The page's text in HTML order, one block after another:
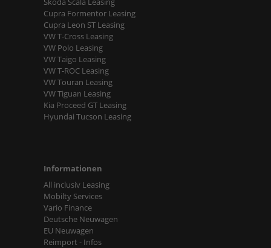
Cupra Formentor Leasing
Cupra Leon ST Leasing
VW T-Cross Leasing
VW Polo Leasing
VW Taigo Leasing
VW T-ROC Leasing
VW Touran Leasing
VW Tiguan Leasing
Kia Proceed GT Leasing
Hyundai Tucson Leasing
Informationen
All inclusiv Leasing
Mobilty Services
Vario Finance
Deutsche Neuwagen
EU Neuwagen
Reimport - Infos